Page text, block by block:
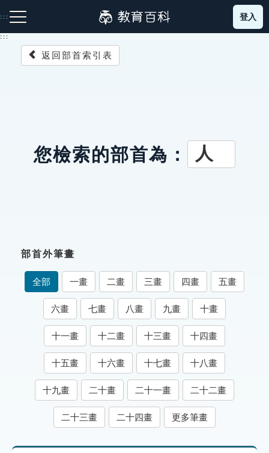
到
主
:::
成語故事
索引選單
知識索引
單字索引
生命大百科索引
遊戲專區
貓頭鷹博士
登入
:::
返回部首索引表
您檢索的部首為： 人
部首外筆畫
全部 一畫 二畫 三畫 四畫 五畫
六畫 七畫 八畫 九畫 十畫
十一畫 十二畫 十三畫 十四畫
十五畫 十六畫 十七畫 十八畫
十九畫 二十畫 二十一畫 二十二畫
二十三畫 二十四畫 更多筆畫